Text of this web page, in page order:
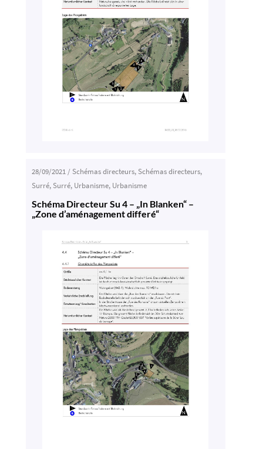
28/09/2021/Schémas directeurs,Schémas directeurs,
Surré,Surré, Urbanisme, Urbanisme
Schéma Directeur Su 4 – „In Blanken“ –
„Zone d’aménagement differé“